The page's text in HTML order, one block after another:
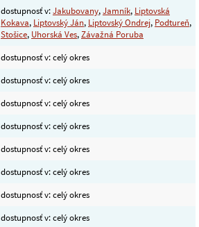
dostupnosť v:Jakubovany,Jamník, Liptovská
Kokava, Liptovský Ján, Liptovský Ondrej, Podtureň,
Stošice, Uhorská Ves,Závažná Poruba
dostupnosť v: celý okres
dostupnosť v: celý okres
dostupnosť v: celý okres
dostupnosť v: celý okres
dostupnosť v: celý okres
dostupnosť v: celý okres
dostupnosť v: celý okres
dostupnosť v: celý okres